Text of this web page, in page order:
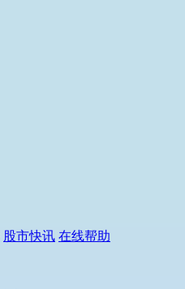
股市快讯 在线帮助